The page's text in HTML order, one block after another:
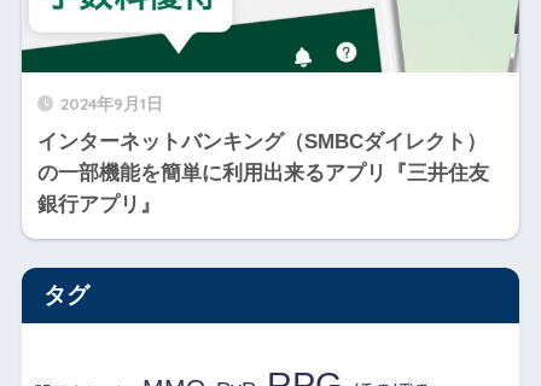
2024年9月1日
インターネットバンキング（SMBCダイレクト）
の一部機能を簡単に利用出来るアプリ『三井住友
銀行アプリ』
タグ